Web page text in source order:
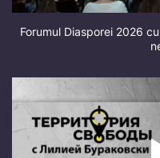
Forumul Diasporei 2026